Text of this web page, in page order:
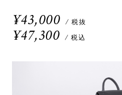
¥43,000 / 税抜
¥47,300 / 税込